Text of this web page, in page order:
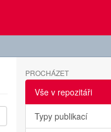
PROCHÁZET
Vše v repozitáři
Typy publikací